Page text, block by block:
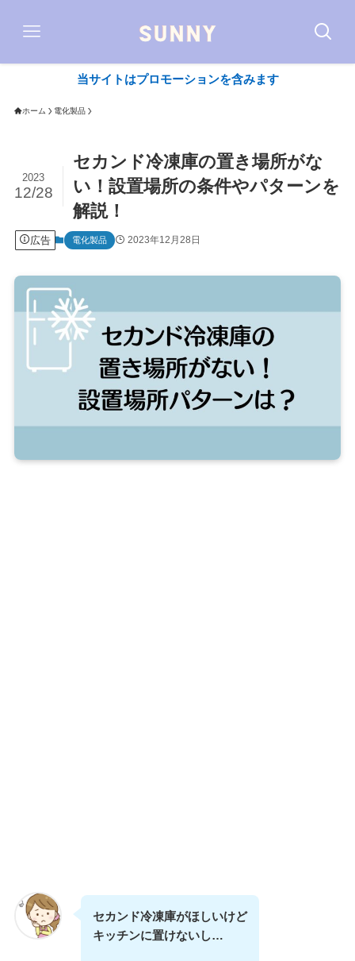
当サイトはプロモーションを含みます
ホーム 電化製品
セカンド冷凍庫の置き場所がな
い！設置場所の条件やパターンを
解説！
2023
12/28
広告 電化製品 2023年12月28日
セカンド冷凍庫がほしいけど
キッチンに置けないし…